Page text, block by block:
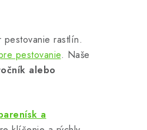
rastlín.
pestovanie. Naše
alebo
a